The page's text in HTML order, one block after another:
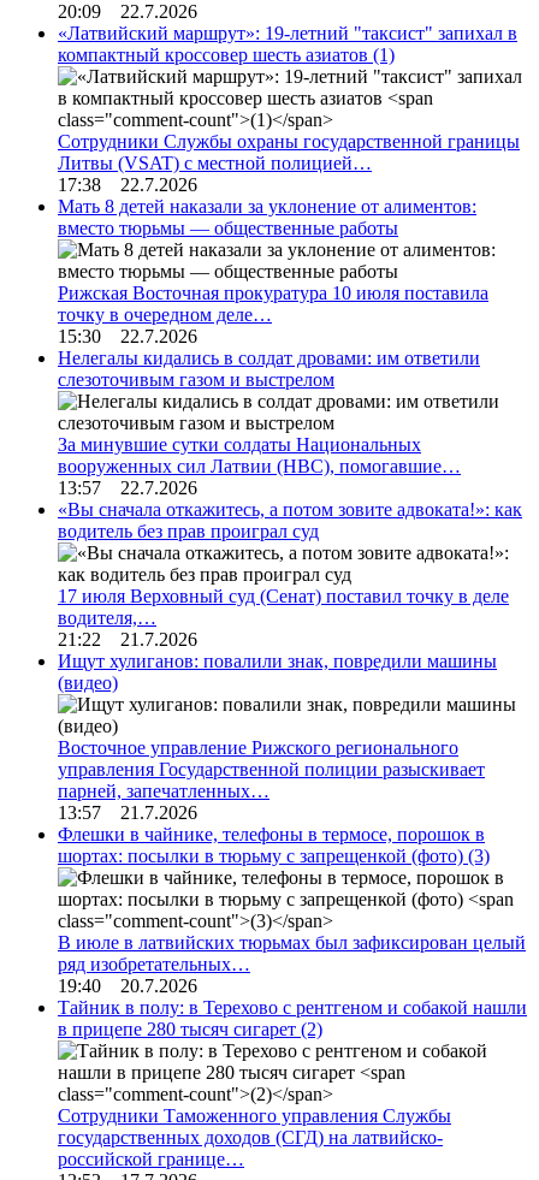
20:09 22.7.2026
«Латвийский маршрут»: 19-летний "таксист" запихал в
компактный кроссовер шесть азиатов (1)
Сотрудники Службы охраны государственной границы
Литвы (VSAT) с местной полицией…
17:38 22.7.2026
Мать 8 детей наказали за уклонение от алиментов:
вместо тюрьмы — общественные работы
Рижская Восточная прокуратура 10 июля поставила
точку в очередном деле…
15:30 22.7.2026
Нелегалы кидались в солдат дровами: им ответили
слезоточивым газом и выстрелом
За минувшие сутки солдаты Национальных
вооруженных сил Латвии (НВС), помогавшие…
13:57 22.7.2026
«Вы сначала откажитесь, а потом зовите адвоката!»: как
водитель без прав проиграл суд
17 июля Верховный суд (Сенат) поставил точку в деле
водителя,…
21:22 21.7.2026
Ищут хулиганов: повалили знак, повредили машины
(видео)
Восточное управление Рижского регионального
управления Государственной полиции разыскивает
парней, запечатленных…
13:57 21.7.2026
Флешки в чайнике, телефоны в термосе, порошок в
шортах: посылки в тюрьму с запрещенкой (фото) (3)
В июле в латвийских тюрьмах был зафиксирован целый
ряд изобретательных…
19:40 20.7.2026
Тайник в полу: в Терехово с рентгеном и собакой нашли
в прицепе 280 тысяч сигарет (2)
Сотрудники Таможенного управления Службы
государственных доходов (СГД) на латвийско-
российской границе…